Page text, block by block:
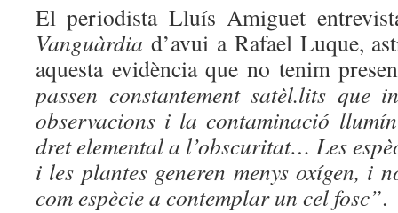
El periodista Lluís Amiguet
Vanguàrdia d’avui a Rafael Luque,
aquesta evidència que no tenim
passen constantement satèl.lits que
observacions i la contaminació
dret elemental a l’obscuritat… Les
i les plantes generen menys oxígen, i
com espècie a contemplar un cel fosc”.